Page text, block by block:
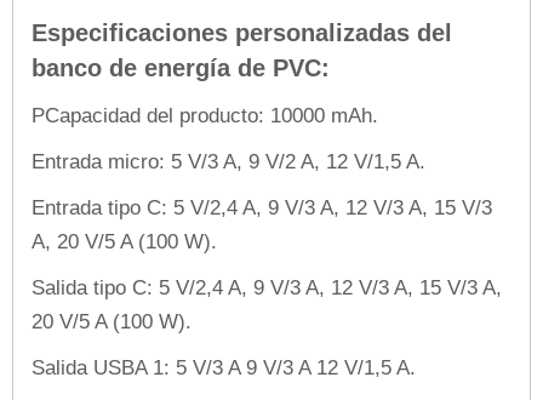
Especificaciones personalizadas del
banco de energía de PVC:
PCapacidad del producto: 10000 mAh.
Entrada micro: 5 V/3 A, 9 V/2 A, 12 V/1,5 A.
Entrada tipo C: 5 V/2,4 A, 9 V/3 A, 12 V/3 A, 15 V/3
A, 20 V/5 A (100 W).
Salida tipo C: 5 V/2,4 A, 9 V/3 A, 12 V/3 A, 15 V/3 A,
20 V/5 A (100 W).
Salida USBA 1: 5 V/3 A 9 V/3 A 12 V/1,5 A.